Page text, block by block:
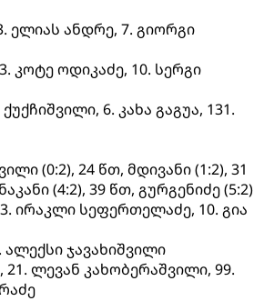
ელიას ანდრე, 7. გიორგი
კოტე ოდიკაძე, 10. სერგი
6. კახა გაგუა, 131.
(0:2), 24 წთ, მდივანი (1:2), 31
(4:2), 39 წთ, გურგენიძე (5:2)
ირაკლი სეფერთელაძე, 10. გია
ალექსი ჯავახიშვილი
ლევან კახობერაშვილი, 99.